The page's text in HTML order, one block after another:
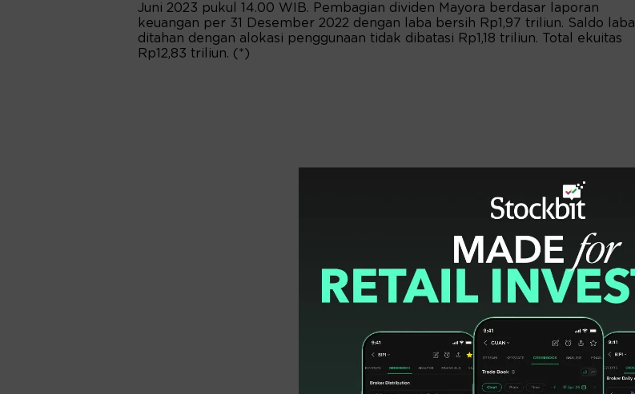
Juni 2023 pukul 14.00 WIB. Pembagian dividen Mayora berdasar laporan
keuangan per 31 Desember 2022 dengan laba bersih Rp1,97 triliun. Saldo laba
ditahan dengan alokasi penggunaan tidak dibatasi Rp1,18 triliun. Total ekuitas
Rp12,83 triliun. (*)